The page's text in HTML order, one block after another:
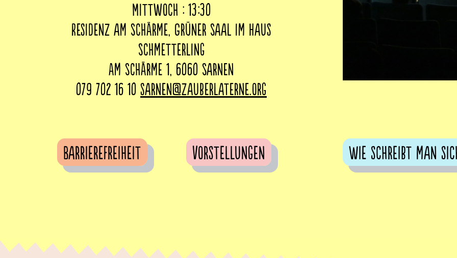
Mittwoch : 13:30
Residenz am Schärme, Grüner Saal im Haus
Schmetterling
Am Schärme 1, 6060 Sarnen
079 702 16 10 sarnen@zauberlaterne.org
Barrierefreiheit Vorstellungen Wie schreibt man